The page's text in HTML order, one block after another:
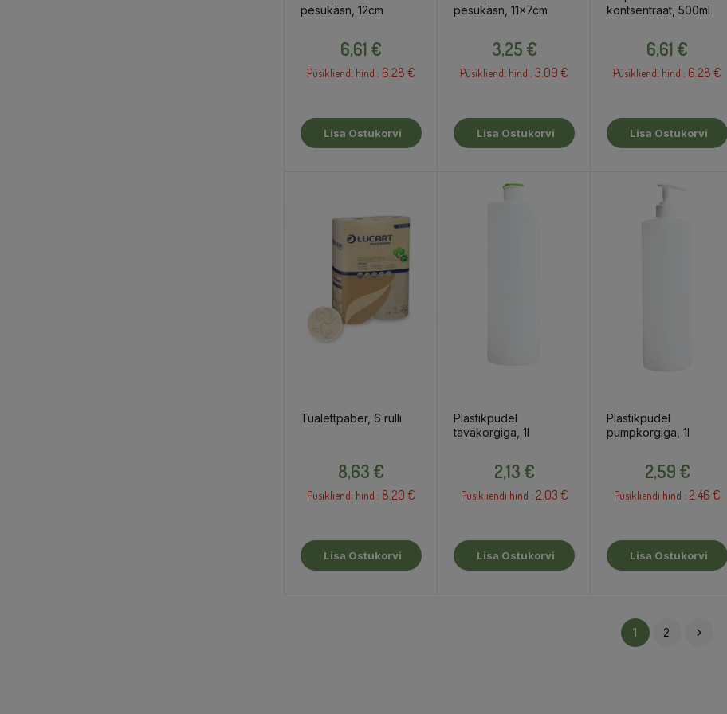
pesukäsn, 12cm
6,61 €
Püsikliendi hind : 6.28 €
Lisa Ostukorvi
pesukäsn, 11x7cm
3,25 €
Püsikliendi hind : 3.09 €
Lisa Ostukorvi
kontsentraat, 500ml
6,61 €
Püsikliendi hind : 6.28 €
Lisa Ostukorvi
Tualettpaber, 6 rulli
8,63 €
Püsikliendi hind : 8.20 €
Lisa Ostukorvi
Plastikpudel
tavakorgiga, 1l
2,13 €
Püsikliendi hind : 2.03 €
Lisa Ostukorvi
Plastikpudel
pumpkorgiga, 1l
2,59 €
Püsikliendi hind : 2.46 €
Lisa Ostukorvi
1 2 